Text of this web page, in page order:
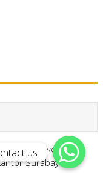
Reserved.
Surabaya|
us
us